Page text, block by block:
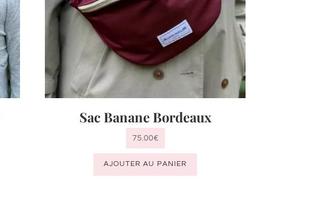
Sac Banane Bordeaux
75.00€
AJOUTER AU PANIER